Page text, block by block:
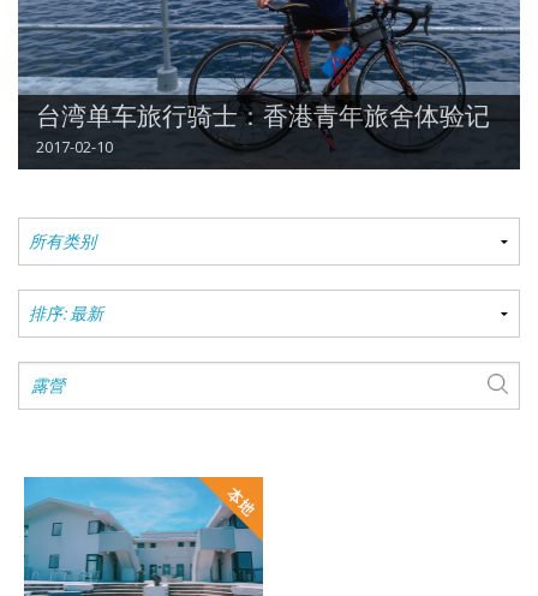
台湾单车旅行骑士：香港青年旅舍体验记
2017-02-10